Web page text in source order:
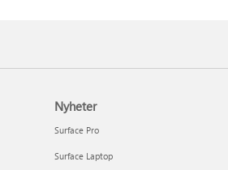
Nyheter
Surface Pro
Surface Laptop